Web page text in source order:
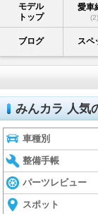
モデル
トップ
愛車
(2)
ブログ スペ
みんカラ 人気
車種別
整備手帳
パーツレビュー
スポット